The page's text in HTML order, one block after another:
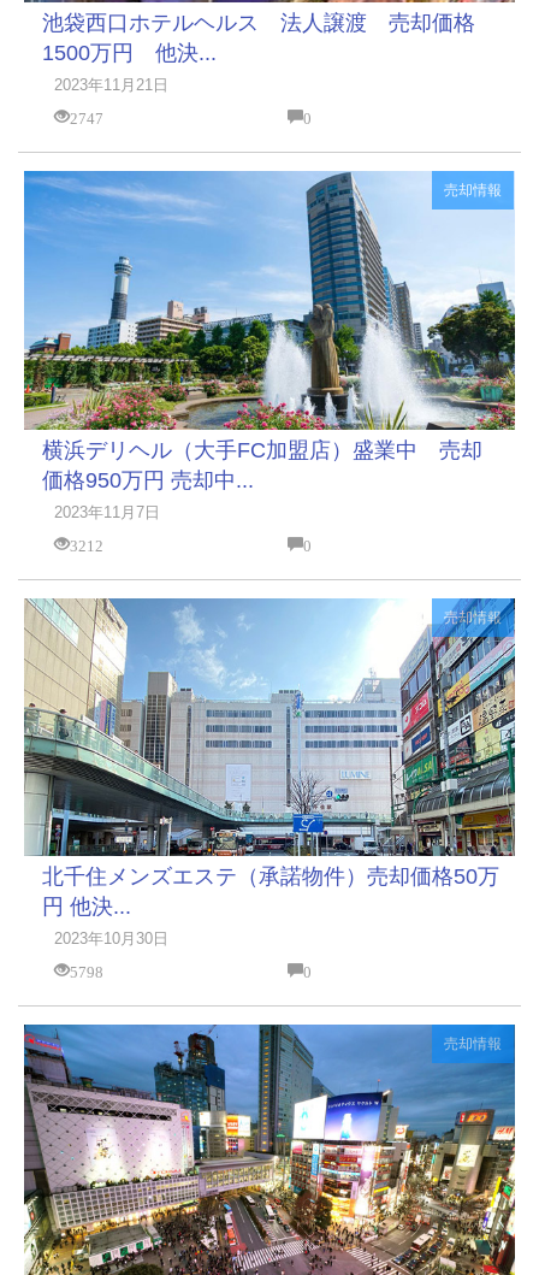
池袋西口ホテルヘルス 法人譲渡 売却価格
1500万円 他決...
2023年11月21日
2747
0
売却情報
横浜デリヘル（大手FC加盟店）盛業中 売却
価格950万円 売却中...
2023年11月7日
3212
0
売却情報
北千住メンズエステ（承諾物件）売却価格50万
円 他決...
2023年10月30日
5798
0
売却情報